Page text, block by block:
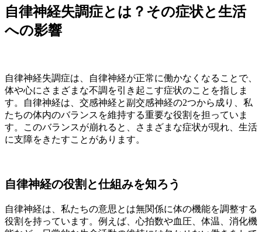
自律神経失調症とは？その症状と生活
への影響
自律神経失調症は、自律神経が正常に働かなくなることで、
体や心にさまざまな不調を引き起こす症状のことを指しま
す。自律神経は、交感神経と副交感神経の2つから成り、私
たちの体内のバランスを維持する重要な役割を担っていま
す。このバランスが崩れると、さまざまな症状が現れ、生活
に支障をきたすことがあります。
自律神経の役割と仕組みを知ろう
自律神経は、私たちの意思とは無関係に体の機能を調整する
役割を持っています。例えば、心拍数や血圧、体温、消化機